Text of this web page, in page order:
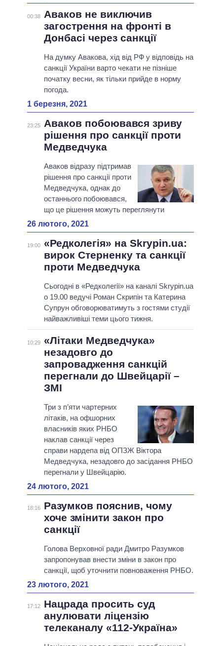
00:38
Аваков не виключив
загострення на фронті в
Донбасі через санкції
На думку Авакова, хід від РФ у відповідь на
санкції України варто чекати не пізніше
початку весни, як тільки прийде в норму
погода.
1 березня, 2021
23:25
Аваков побоювався зриву
рішення про санкції проти
Медведчука
Аваков відразу підтримав
рішення про санкції проти
Медведчука, однак до
останнього побоювався,
що це рішення можуть переглянути
26 лютого, 2021
19:00
«Редколегія» на Skrypin.ua:
вирок Стерненку та санкції
проти Медведчука
Сьогодні в «Редколегії» на каналі Skrypin.ua
о 19.00 ведучі Роман Скрипін та Катерина
Супрун обговорюватимуть з гостями студії
найважливіші теми цього тижня.
10:29
«Літаки Медведчука»
незадовго до
запровадження санкцій
перегнали до Швейцарії –
ЗМІ
Три з п’яти чартерних
літаків, на офшорних
власників яких РНБО
наклав санкції через
справи нардепа від ОПЗЖ Віктора
Медведчука, незадовго до засідання РНБО
перегнали у Швейцарію.
24 лютого, 2021
18:16
Разумков пояснив, чому
хоче змінити закон про
санкції
Голова Верховної ради Дмитро Разумков
запропонував внести зміни в закон про
санкції, щоб уточнити повноваження РНБО.
23 лютого, 2021
17:12
Нацрада просить суд
анулювати ліцензію
телеканалу «112-Україна»